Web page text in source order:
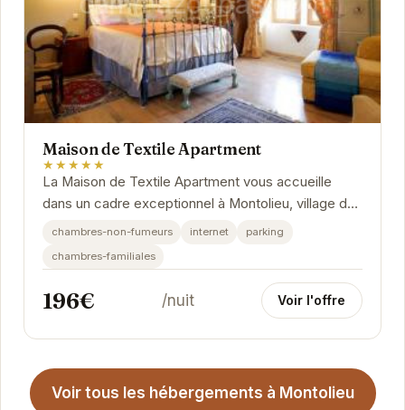
Maison de Textile Apartment
★★★★★
La Maison de Textile Apartment vous accueille
dans un cadre exceptionnel à Montolieu, village du
livre. Cet appartement allie le charme de l'ancien...
chambres-non-fumeurs internet
parking
chambres-familiales
196€ /nuit Voir l'offre
Voir tous les hébergements à Montolieu